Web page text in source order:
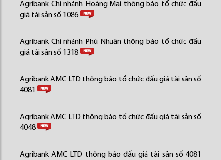
Agribank Chi nhánh Hoàng Mai thông báo tổ chức đấu
giá tài sản số 1086
Agribank Chi nhánh Phú Nhuận thông báo tổ chức đấu
giá tài sản số 1318
Agribank AMC LTD thông báo tổ chức đấu giá tài sản số
4081
Agribank AMC LTD thông báo tổ chức đấu giá tài sản số
4048
Agribank AMC LTD thông báo đấu giá tài sản số 4081